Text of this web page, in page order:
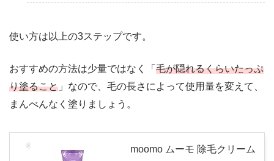
使い方は以上の3ステップです。
おすすめの方法は少量ではなく「 毛が隠れるくらいたっぷ
り塗ること 」なので、毛の長さによって使用量を変えて、
まんべんなく塗りましょう。
moomo ムーモ 除毛クリーム